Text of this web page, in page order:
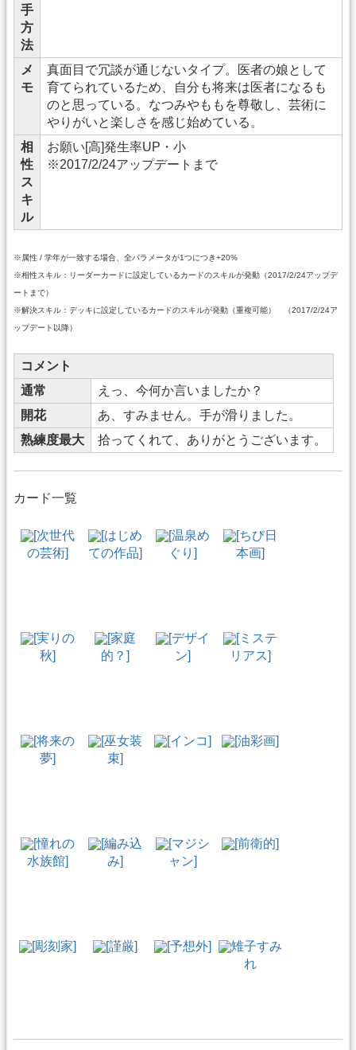
手
方
法
メ
モ
真面目で冗談が通じないタイプ。医者の娘として
育てられているため、自分も将来は医者になるも
のと思っている。なつみやももを尊敬し、芸術に
やりがいと楽しさを感じ始めている。
相
性
ス
キ
ル
お願い[高]発生率UP・小
※2017/2/24アップデートまで
※属性 / 学年が一致する場合、全パラメータが1つにつき+20%
※相性スキル：リーダーカードに設定しているカードのスキルが発動（2017/2/24アップデ
ートまで）
※解決スキル：デッキに設定しているカードのスキルが発動（重複可能） （2017/2/24ア
ップデート以降）
コメント
通常
えっ、今何か言いましたか？
開花
あ、すみません。手が滑りました。
熟練度最大
拾ってくれて、ありがとうございます。
カード一覧
[次世代
の芸術]
[はじめ
ての作品]
[温泉め
ぐり]
[ちび日
本画]
[実りの
秋]
[家庭
的？]
[デザイ
ン]
[ミステ
リアス]
[将来の
夢]
[巫女装
束]
[インコ] [油彩画]
[憧れの
水族館]
[編み込
み]
[マジシ
ャン]
[前衛的]
[彫刻家] [謹厳] [予想外]
雉子すみ
れ